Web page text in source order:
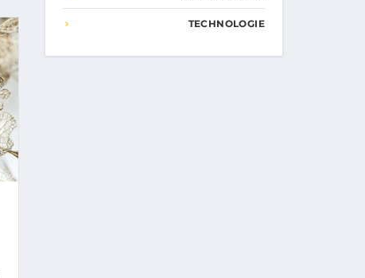
TECHNOLOGIE